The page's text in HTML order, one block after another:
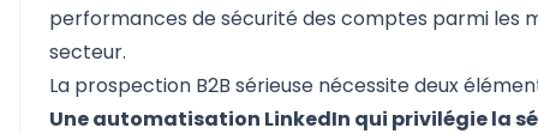
performances de sécurité des comptes parmi les
secteur.
La prospection B2B sérieuse nécessite deux
Une automatisation LinkedIn qui privilégie la